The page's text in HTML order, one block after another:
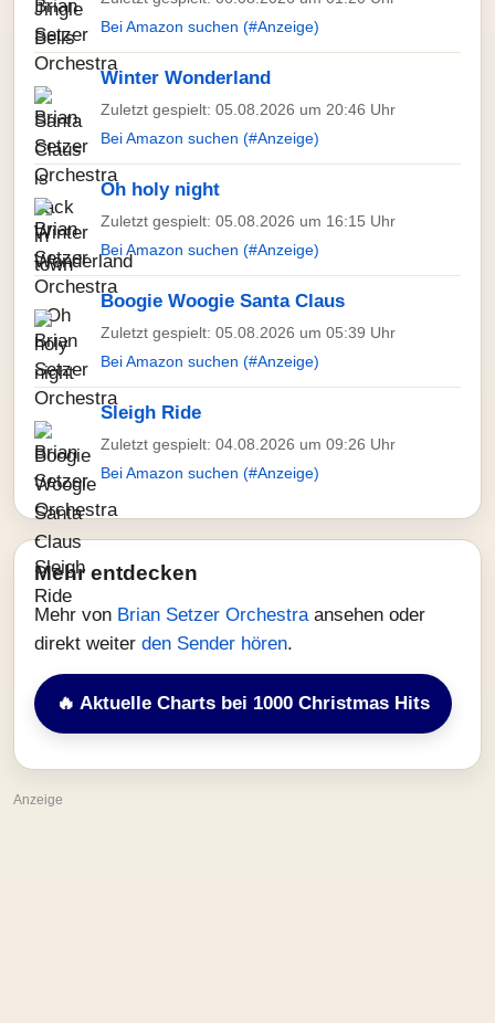
Bei Amazon suchen (#Anzeige)
Winter Wonderland
Zuletzt gespielt: 05.08.2026 um 20:46 Uhr
Bei Amazon suchen (#Anzeige)
Oh holy night
Zuletzt gespielt: 05.08.2026 um 16:15 Uhr
Bei Amazon suchen (#Anzeige)
Boogie Woogie Santa Claus
Zuletzt gespielt: 05.08.2026 um 05:39 Uhr
Bei Amazon suchen (#Anzeige)
Sleigh Ride
Zuletzt gespielt: 04.08.2026 um 09:26 Uhr
Bei Amazon suchen (#Anzeige)
Mehr entdecken
Mehr von Brian Setzer Orchestra ansehen oder
direkt weiter den Sender hören.
🔥 Aktuelle Charts bei 1000 Christmas Hits
Anzeige